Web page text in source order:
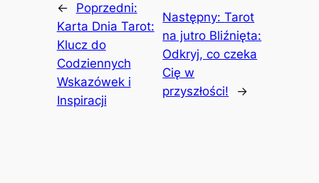
←
Poprzedni:
Karta Dnia Tarot:
Klucz do
Codziennych
Wskazówek i
Inspiracji
Następny:Tarot
na jutro Bliźnięta:
Odkryj, co czeka
Cię w
przyszłości!
→